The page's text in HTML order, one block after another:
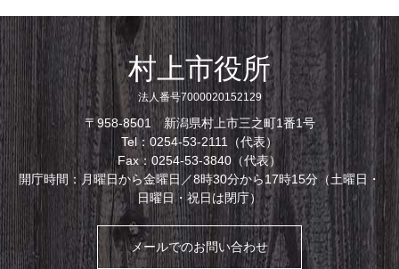
村上市役所
法人番号7000020152129
〒958-8501 新潟県村上市三之町1番1号
Tel：0254-53-2111（代表）
Fax：0254-53-3840（代表）
開庁時間：月曜日から金曜日／8時30分から17時15分（土曜日・
日曜日・祝日は閉庁）
メールでのお問い合わせ